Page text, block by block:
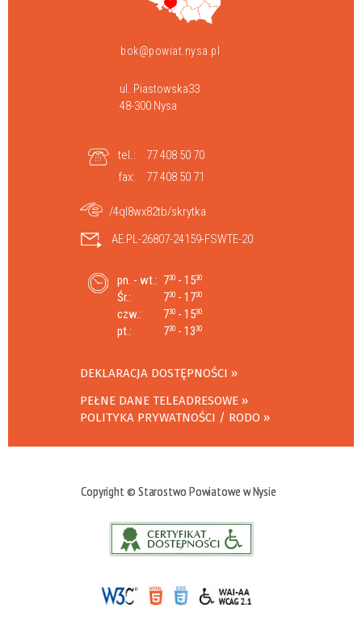
bok@powiat.nysa.pl
ul. Piastowska33
48-300 Nysa
tel.:
77 408 50 70
fax:
77 408 50 71
/4ql8wx82tb/skrytka
AE:PL-26807-24159-FSWTE-20
pn. - wt.: 730 - 1530
Śr.: 730 - 1730
czw.: 730 - 1530
pt.: 730 - 1330
DEKLARACJA DOSTĘPNOŚCI
PEŁNE DANE TELEADRESOWE
POLITYKA PRYWATNOŚCI / RODO
Copyright © Starostwo Powiatowe w Nysie